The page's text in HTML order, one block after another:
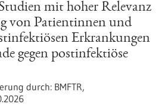
mit hoher Relevanz
von Patientinnen und
Erkrankungen
gegen postinfektiöse
durch: BMFTR,